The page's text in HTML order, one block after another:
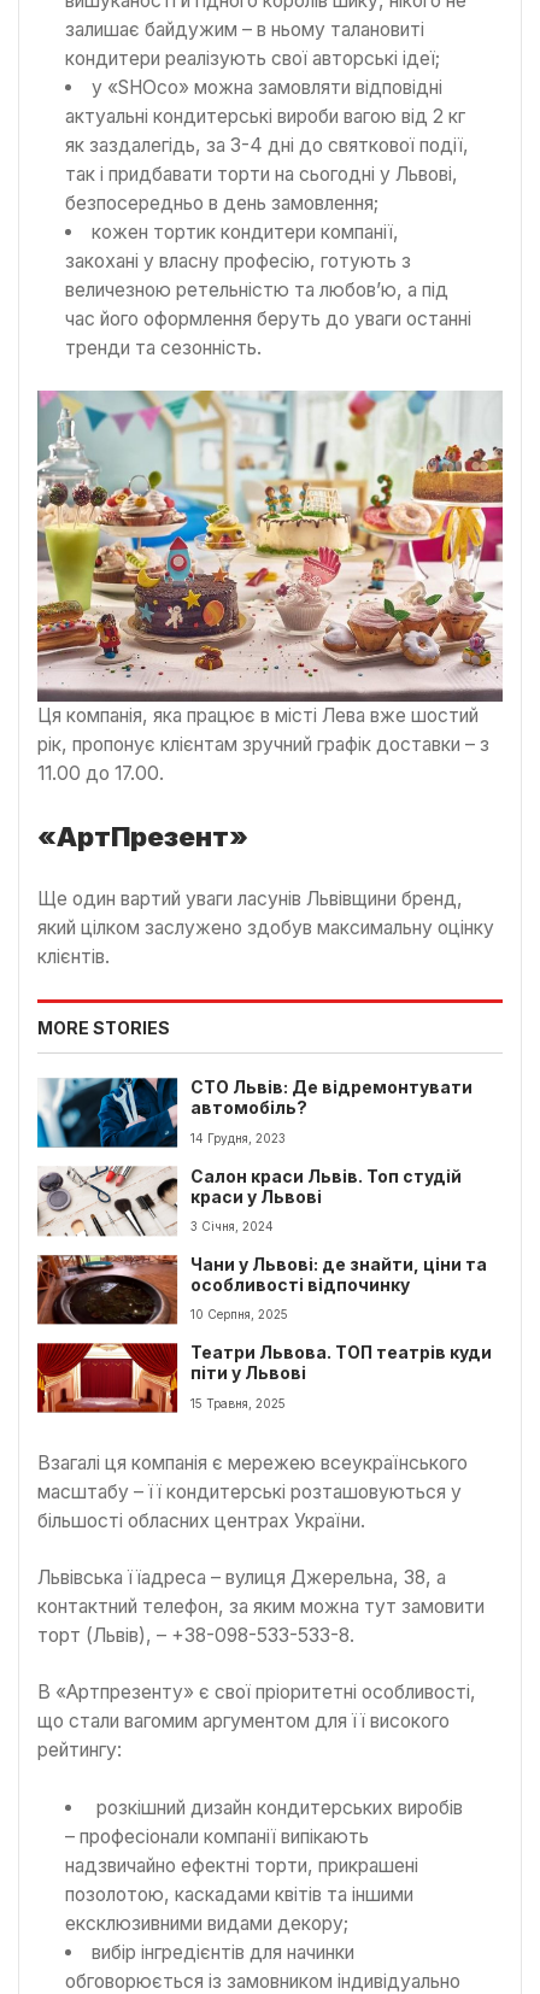
залишає байдужим – в ньому талановиті
кондитери реалізують свої авторські ідеї;
у «SHOco» можна замовляти відповідні
актуальні кондитерські вироби вагою від 2 кг
як заздалегідь, за 3-4 дні до святкової події,
так і придбавати торти на сьогодні у Львові,
безпосередньо в день замовлення;
кожен тортик кондитери компанії,
закохані у власну професію, готують з
величезною ретельністю та любов’ю, а під
час його оформлення беруть до уваги останні
тренди та сезонність.
Ця компанія, яка працює в місті Лева вже шостий
рік, пропонує клієнтам зручний графік доставки – з
11.00 до 17.00.
«АртПрезент»
Ще один вартий уваги ласунів Львівщини бренд,
який цілком заслужено здобув максимальну оцінку
клієнтів.
MORE STORIES
СТО Львів: Де відремонтувати
автомобіль?
14 Грудня, 2023
Салон краси Львів. Топ студій
краси у Львові
3 Січня, 2024
Чани у Львові: де знайти, ціни та
особливості відпочинку
10 Серпня, 2025
Театри Львова. ТОП театрів куди
піти у Львові
15 Травня, 2025
Взагалі ця компанія є мережею всеукраїнського
масштабу – її кондитерські розташовуються у
більшості обласних центрах України.
Львівська їїадреса – вулиця Джерельна, 38, а
контактний телефон, за яким можна тут замовити
торт (Львів), – +38-098-533-533-8.
В «Артпрезенту» є свої пріоритетні особливості,
що стали вагомим аргументом для її високого
рейтингу:
розкішний дизайн кондитерських виробів
– професіонали компанії випікають
надзвичайно ефектні торти, прикрашені
позолотою, каскадами квітів та іншими
ексклюзивними видами декору;
вибір інгредієнтів для начинки
обговорюється із замовником індивідуально